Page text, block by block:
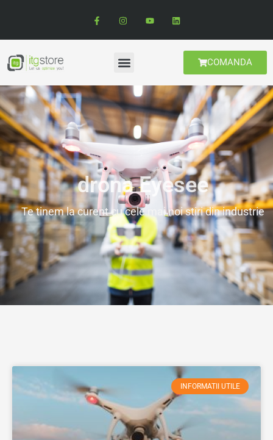
COMANDA
drona Eyesee
Te tinem la curent cu cele mai noi stiri din industrie
INFORMATII UTILE